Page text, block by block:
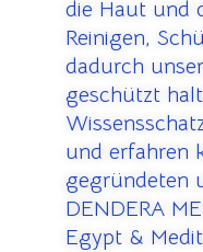
die Haut und
Reinigen,
dadurch
geschützt
und erfahren
gegründeten
DENDERA
Egypt &